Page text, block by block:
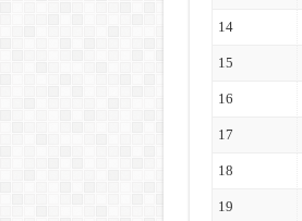
14
15
16
17
18
19